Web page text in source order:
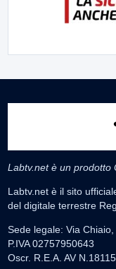
Labtv.net è un prodotto
Labtv.net è il sito
del digitale terrestre
Sede legale: Via
P.IVA 02757950643
Oscr. R.E.A. AV